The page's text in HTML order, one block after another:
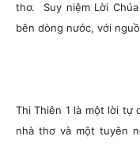
thơ. Suy niệm Lời
bên dòng nước, với
Thi Thiên 1 là một lời tự
nhà thơ và một tuyên